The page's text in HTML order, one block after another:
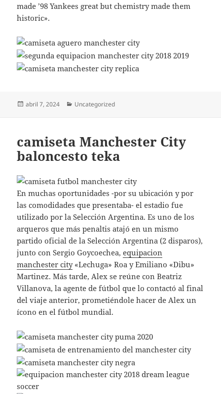
made ’98 Yankees great but chemistry made them
historic».
Publicado
abril 7, 2024 Categorías
Uncategorized
camiseta Manchester City
baloncesto teka
En muchas oportunidades -por su ubicación y por
las comodidades que presentaba- el estadio fue
utilizado por la Selección Argentina. Es uno de los
arqueros que más penaltis atajó en un mismo
partido oficial de la Selección Argentina (2 disparos),
junto con Sergio Goycoechea,equipacion
manchester city«Lechuga» Roa y Emiliano «Dibu»
Martinez. Más tarde, Alex se reúne con Beatriz
Villanova, la agente de fútbol que lo contactó al final
del viaje anterior, prometiéndole hacer de Alex un
ícono en el fútbol mundial.